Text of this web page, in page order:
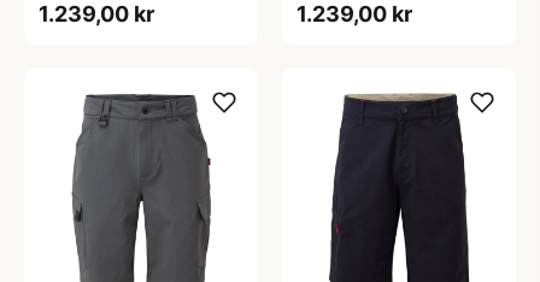
1.239,00 kr 1.239,00 kr